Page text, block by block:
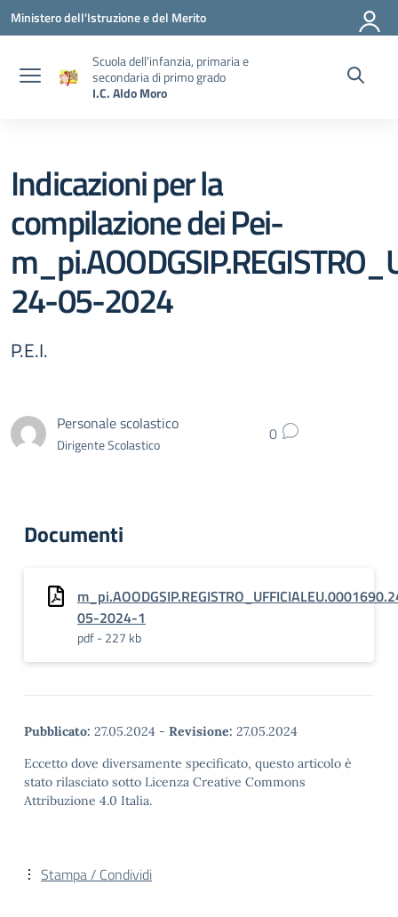
Vai ai contenuti
Vai al menu di navigazione
Vai al footer
Ministero dell'Istruzione e del Merito
Scuola dell’infanzia, primaria e
secondaria di primo grado
I.C. Aldo Moro
Indicazioni per la
compilazione dei Pei-
24-05-2024
P.E.I.
Personale scolastico
Dirigente Scolastico 0
Documenti
05-2024-1
pdf - 227 kb
Pubblicato: 27.05.2024 - Revisione: 27.05.2024
Eccetto dove diversamente specificato, questo articolo è
stato rilasciato sotto Licenza Creative Commons
Attribuzione 4.0 Italia.
Stampa / Condividi